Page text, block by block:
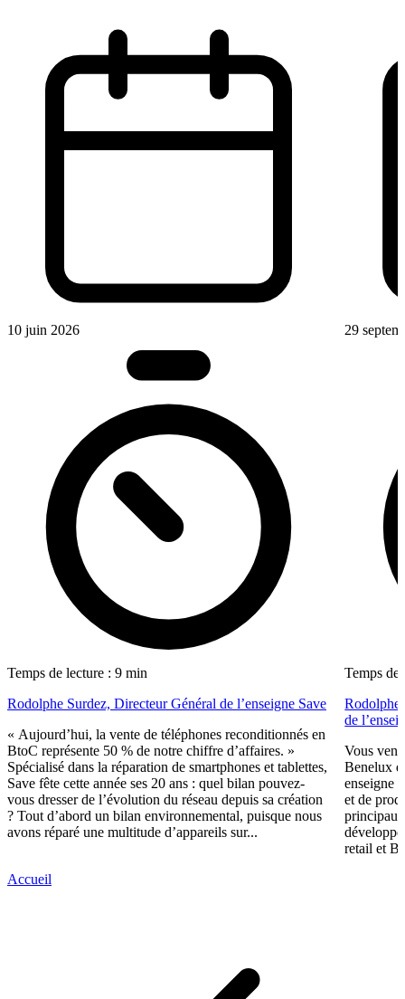
10 juin 2026
Temps de lecture : 9 min
Rodolphe Surdez, Directeur Général de l’enseigne Save
« Aujourd’hui, la vente de téléphones reconditionnés en
BtoC représente 50 % de notre chiffre d’affaires. »
Spécialisé dans la réparation de smartphones et tablettes,
Save fête cette année ses 20 ans : quel bilan pouvez-
vous dresser de l’évolution du réseau depuis sa création
? Tout d’abord un bilan environnemental, puisque nous
avons réparé une multitude d’appareils sur...
29
Temps de
Rodolphe
de
Vous
Benelux
enseigne
et de
retail et
Accueil